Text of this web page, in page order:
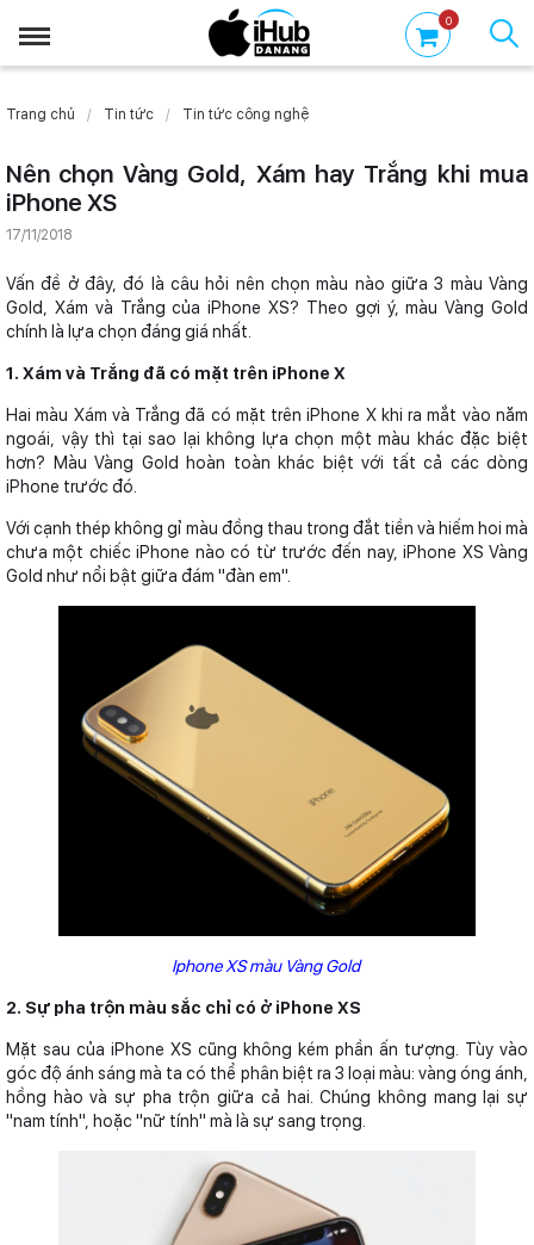
0
Trang chủ Tin tức Tin tức công nghệ
Nên chọn Vàng Gold, Xám hay Trắng khi mua
iPhone XS
17/11/2018
Vấn đề ở đây, đó là câu hỏi nên chọn màu nào giữa 3 màu Vàng
Gold, Xám và Trắng của iPhone XS? Theo gợi ý, màu Vàng Gold
chính là lựa chọn đáng giá nhất.
1. Xám và Trắng đã có mặt trên iPhone X
Hai màu Xám và Trắng đã có mặt trên iPhone X khi ra mắt vào năm
ngoái, vậy thì tại sao lại không lựa chọn một màu khác đặc biệt
hơn? Màu Vàng Gold hoàn toàn khác biệt với tất cả các dòng
iPhone trước đó.
Với cạnh thép không gỉ màu đồng thau trong đắt tiền và hiếm hoi mà
chưa một chiếc iPhone nào có từ trước đến nay, iPhone XS Vàng
Gold như nổi bật giữa đám "đàn em".
Iphone XS màu Vàng Gold
2. Sự pha trộn màu sắc chỉ có ở iPhone XS
Mặt sau của iPhone XS cũng không kém phần ấn tượng. Tùy vào
góc độ ánh sáng mà ta có thể phân biệt ra 3 loại màu: vàng óng ánh,
hồng hào và sự pha trộn giữa cả hai. Chúng không mang lại sự
"nam tính", hoặc "nữ tính" mà là sự sang trọng.